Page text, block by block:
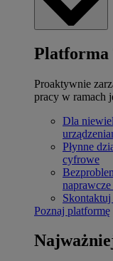
Platforma
Proaktywnie
pracy w ramach
Dla
Płynne
cyfrowe
Skontaktuj
Poznaj platformę